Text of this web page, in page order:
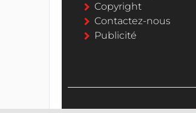
Copyright
Contactez-nous
Publicité